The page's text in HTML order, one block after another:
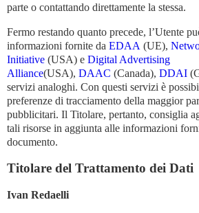
parte o contattando direttamente la stessa.
Fermo restando quanto precede, l’Utente
informazioni fornite da EDAA (UE),
Initiative (USA) e Digital Advertising
Alliance(USA), DAAC (Canada), DDAI
servizi analoghi. Con questi servizi è
preferenze di tracciamento della maggior
pubblicitari. Il Titolare, pertanto, consiglia
tali risorse in aggiunta alle informazioni
documento.
Titolare del Trattamento dei Dati
Ivan Redaelli